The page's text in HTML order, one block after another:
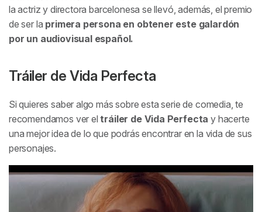
la actriz y directora barcelonesa se llevó, además, el premio
de ser la primera persona en obtener este galardón
por un audiovisual español.
Tráiler de Vida Perfecta
Si quieres saber algo más sobre esta serie de comedia, te
recomendamos ver el tráiler de Vida Perfecta y hacerte
una mejor idea de lo que podrás encontrar en la vida de sus
personajes.